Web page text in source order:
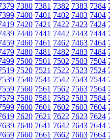
7380 7381 7382 7383 7384
7400 7401 7402 7403 7404
7420 7421 7422 7423 7424
7440 7441 7442 7443 7444
7460 7461 7462 7463 7464
7480 7481 7482 7483 7484
7500 7501 7502 7503 7504
7520 7521 7522 7523 7524
7540 7541 7542 7543 7544
7560 7561 7562 7563 7564
7580 7581 7582 7583 7584
7600 7601 7602 7603 7604
7620 7621 7622 7623 7624
7640 7641 7642 7643 7644
7660 7661 7662 7663 7664